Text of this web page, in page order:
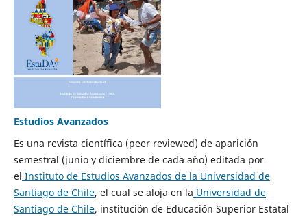
Estudios Avanzados
Es una revista científica (peer reviewed) de aparición
semestral (junio y diciembre de cada año) editada por
el Instituto de Estudios Avanzados de la Universidad de
Santiago de Chile, el cual se aloja en la Universidad de
Santiago de Chile, institución de Educación Superior Estatal